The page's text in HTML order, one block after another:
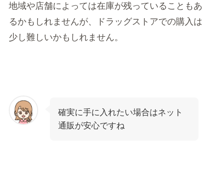
地域や店舗によっては在庫が残っていることもあ
るかもしれませんが、ドラッグストアでの購入は
少し難しいかもしれません。
確実に手に入れたい場合はネット
通販が安心ですね